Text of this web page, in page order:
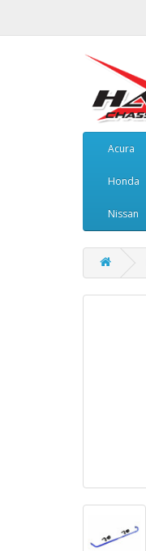
Acura
Honda
Nissan